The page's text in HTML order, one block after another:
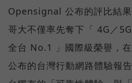
Opensignal 公布的評比結
哥大不僅率先奪下「 4G／
全台 No.1 」國際級榮譽，
公布的台灣行動網路體驗報